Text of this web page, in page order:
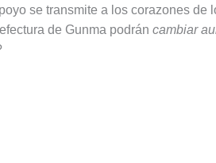
se transmite a los corazones de
de Gunma podrán cambiar